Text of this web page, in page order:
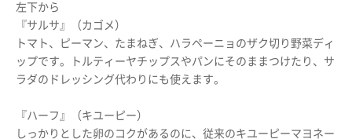
左下から
『サルサ』（カゴメ）
トマト、ピーマン、たまねぎ、ハラペーニョのザク切り野菜ディ
ップです。トルティーヤチップスやパンにそのままつけたり、サ
ラダのドレッシング代わりにも使えます。
『ハーフ』（キユーピー）
しっかりとした卵のコクがあるのに、従来のキユーピーマヨネー